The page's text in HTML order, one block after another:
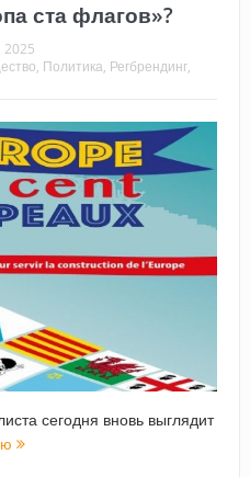
ста флагов»?
2025
Политика Регбрендинг,
сегодня вновь выглядит